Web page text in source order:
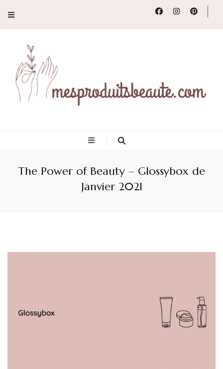
et revues de
produits beauté
The Power of Beauty – Glossybox de
Janvier 2021